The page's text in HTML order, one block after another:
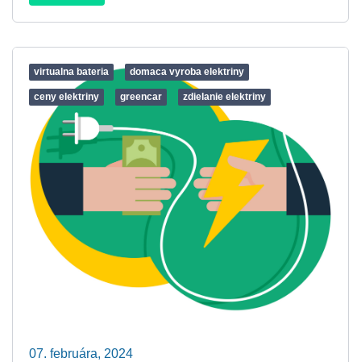
virtualna bateria domaca vyroba elektriny
ceny elektriny greencar zdielanie elektriny
07. februára, 2024